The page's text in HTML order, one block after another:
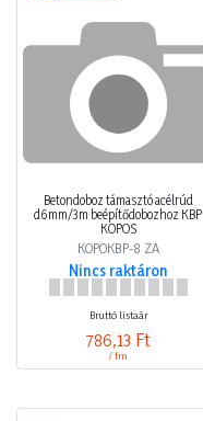
Betondoboz támasztó acélrúd
d6mm/3m beépítődobozhoz KBP
KOPOS
KOPOKBP-8 ZA
Nincs raktáron
Bruttó listaár
786,13 Ft
/ fm